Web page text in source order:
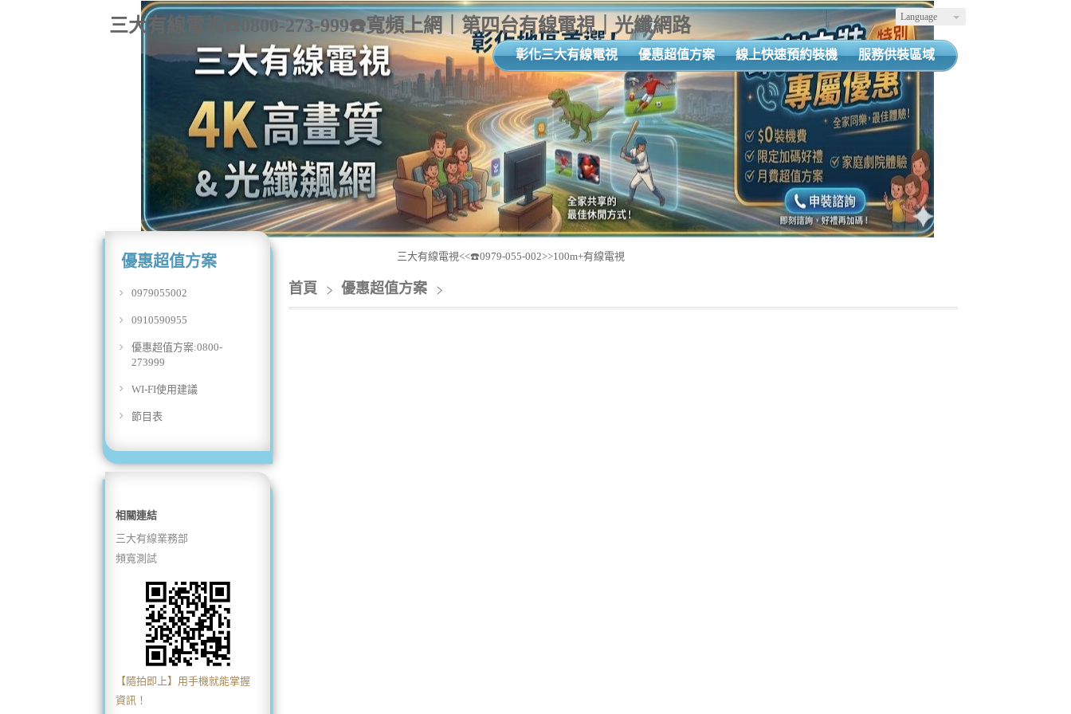
Language
三大有線電視☎️0800-273-999☎️寬頻上網｜第四台有線電視｜光纖網路
彰化三大有線電視 優惠超值方案 線上快速預約裝機 服務供裝區域
優惠超值方案
0979055002
0910590955
優惠超值方案:0800-
273999
WI-FI使用建議
節目表
相關連結
三大有線業務部
頻寬測試
【隨拍即上】用手機就能掌握
資訊！
三大有線電視<<☎️0979-055-002>>100m+有線電視
首頁 優惠超值方案